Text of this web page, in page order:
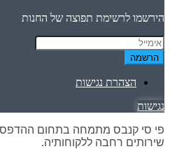
הירשמו לרשימת תפוצה של החנות
הרשמה
הצהרת נגישות
נגישות
פי סי קנבס מתמחה בתחום
שירותים רחבה ללקוחותיה.